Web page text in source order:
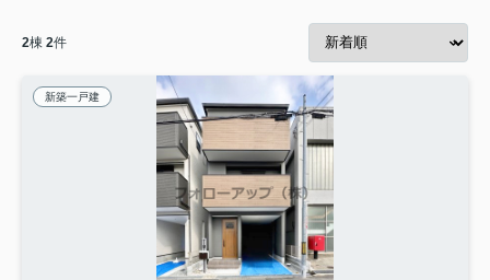
2棟 2件
新築一戸建